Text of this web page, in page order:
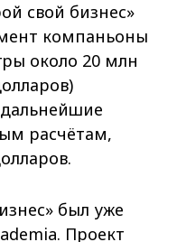
свой бизнес»
компаньоны
около 20 млн
расчётам,
был уже
Проект